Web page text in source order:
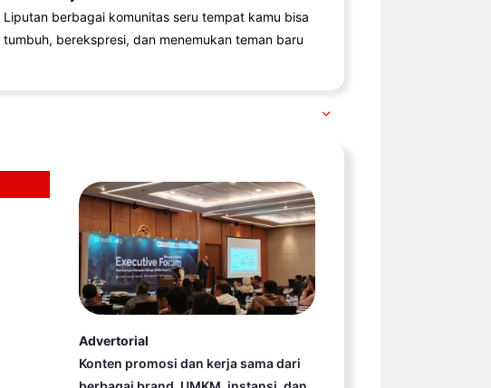
Liputan berbagai komunitas seru tempat kamu bisa
tumbuh, berekspresi, dan menemukan teman baru
Advertorial
Konten promosi dan kerja sama dari